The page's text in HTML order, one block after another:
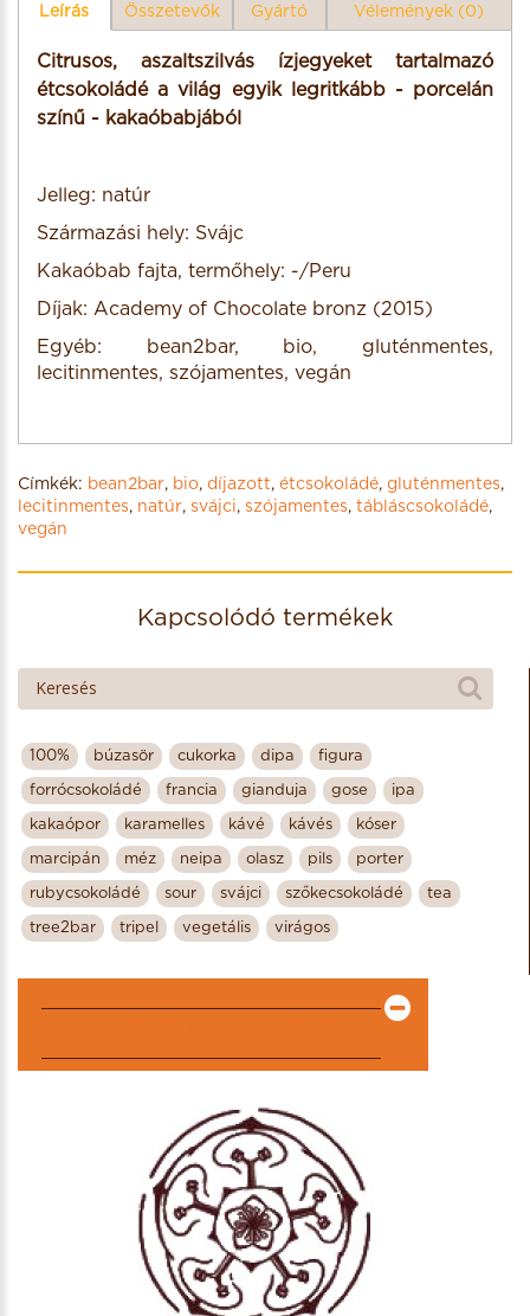
Leírás Összetevők Gyártó Vélemények (0)
Citrusos, aszaltszilvás ízjegyeket tartalmazó
étcsokoládé a világ egyik legritkább - porcelán
színű - kakaóbabjából
Jelleg: natúr
Származási hely: Svájc
Kakaóbab fajta, termőhely: -/Peru
Díjak: Academy of Chocolate bronz (2015)
Egyéb: bean2bar, bio, gluténmentes,
lecitinmentes, szójamentes, vegán
Címkék: bean2bar, bio, díjazott, étcsokoládé, gluténmentes,
lecitinmentes, natúr, svájci, szójamentes, tábláscsokoládé,
vegán
Kapcsolódó termékek
100% búzasör cukorka dipa figura
forrócsokoládé francia gianduja gose ipa
kakaópor karamelles kávé kávés kóser
marcipán méz neipa olasz pils porter
rubycsokoládé sour svájci szőkecsokoládé tea
tree2bar tripel vegetális virágos